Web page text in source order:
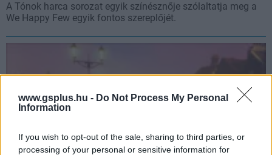
www.gsplus.hu - Do Not Process My Personal
Information
If you wish to opt-out of the sale, sharing to third parties, or
processing of your personal or sensitive information for
A Tónok harca sorozat egyik színésznője szólaltatja meg a
We Happy Few egyik fontos szereplőjét.